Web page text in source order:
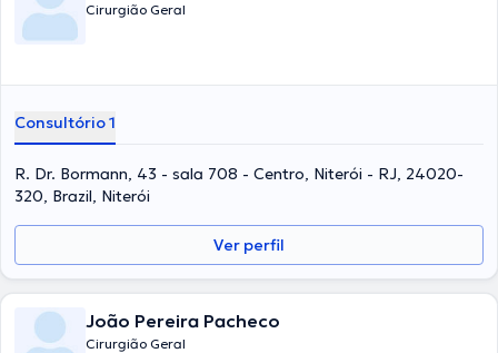
Cirurgião Geral
Consultório 1
R. Dr. Bormann, 43 - sala 708 - Centro, Niterói - RJ, 24020-
320, Brazil, Niterói
Ver perfil
João Pereira Pacheco
Cirurgião Geral